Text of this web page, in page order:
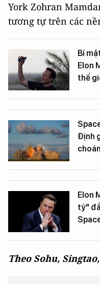
York Zohran
tương tự trên các
Bí
Elon
thế
Định
Elon
tỷ"
Theo Sohu,